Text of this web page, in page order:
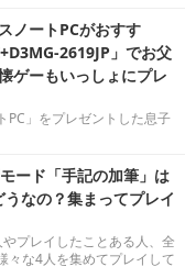
ノートPCがおすす
2619JP」でお父
ゲーもいっしょにプレ
PC」をプレゼントした息子
ード「手記の加筆」は
なの？集まってプレイ
プレイしたことある人、全
々な4人を集めてプレイして